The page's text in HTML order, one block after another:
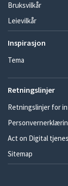
Bruksvilkår
Leievilkår
Inspirasjon
Tema
Retningslinjer
Retningslinjer for
Act on Digital
Sitemap